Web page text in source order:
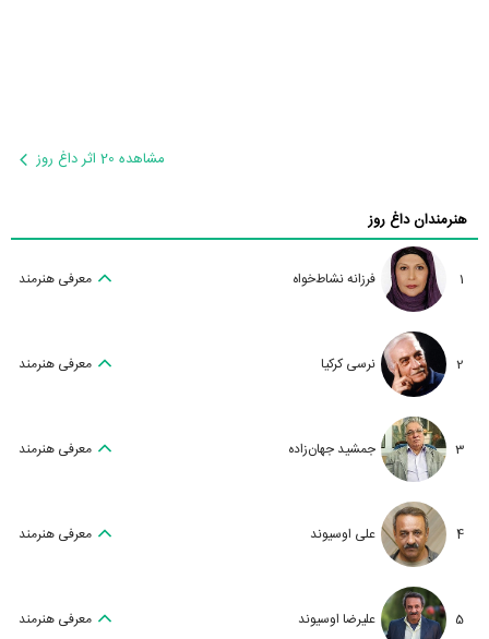
مشاهده 20 اثر داغ روز
هنرمندان داغ روز
1 فرزانه نشاط‌خواه معرفی هنرمند
2 نرسی کرکیا معرفی هنرمند
3 جمشید جهان‌زاده معرفی هنرمند
4 علی اوسیوند معرفی هنرمند
5 علیرضا اوسیوند معرفی هنرمند